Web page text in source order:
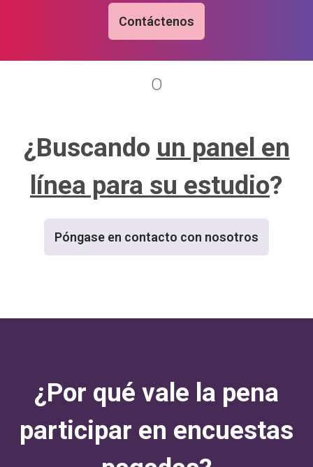
Contáctenos
O
¿Buscando un panel en
línea para su estudio?
Póngase en contacto con nosotros
¿Por qué vale la pena
participar en encuestas